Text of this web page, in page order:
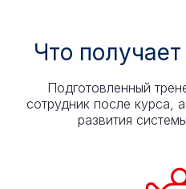
Что
Подготовленный
сотрудник после курса,
развития